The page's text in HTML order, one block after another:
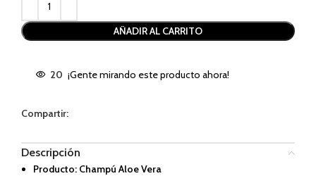
AÑADIR AL CARRITO
20 ¡Gente mirando este producto ahora!
Compartir:
Descripción
Producto: Champú Aloe Vera